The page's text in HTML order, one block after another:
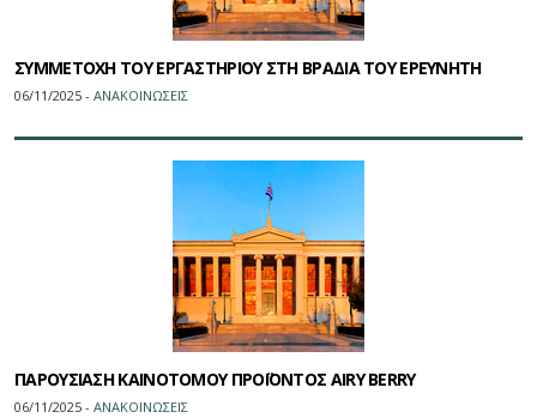
ΣΥΜΜΕΤΟΧΗ ΤΟΥ ΕΡΓΑΣΤΗΡΙΟΥ ΣΤΗ ΒΡΑΔΙΑ ΤΟΥ ΕΡΕΥΝΗΤΗ
06/11/2025 - ΑΝΑΚΟΙΝΩΣΕΙΣ
ΠΑΡΟΥΣΙΑΣΗ ΚΑΙΝΟΤΟΜΟΥ ΠΡΟΪΟΝΤΟΣ AIRY BERRY
06/11/2025 - ΑΝΑΚΟΙΝΩΣΕΙΣ